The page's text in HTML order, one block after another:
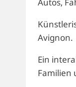
Avignon.
Ein
Familien